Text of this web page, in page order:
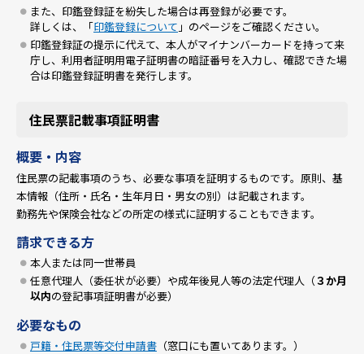
また、印鑑登録証を紛失した場合は再登録が必要です。
詳しくは、「印鑑登録について 」のページをご確認ください。
印鑑登録証の提示に代えて、本人がマイナンバーカードを持って来
庁し、利用者証明用電子証明書の暗証番号を入力し、確認できた場
合は印鑑登録証明書を発行します。
住民票記載事項証明書
概要・内容
住民票の記載事項のうち、必要な事項を証明するものです。原則、基
本情報（住所・氏名・生年月日・男女の別）は記載されます。
勤務先や保険会社などの所定の様式に証明することもできます。
請求できる方
本人または同一世帯員
任意代理人（委任状が必要）や成年後見人等の法定代理人（３か月
以内の登記事項証明書が必要）
必要なもの
戸籍・住民票等交付申請書 （窓口にも置いてあります。）